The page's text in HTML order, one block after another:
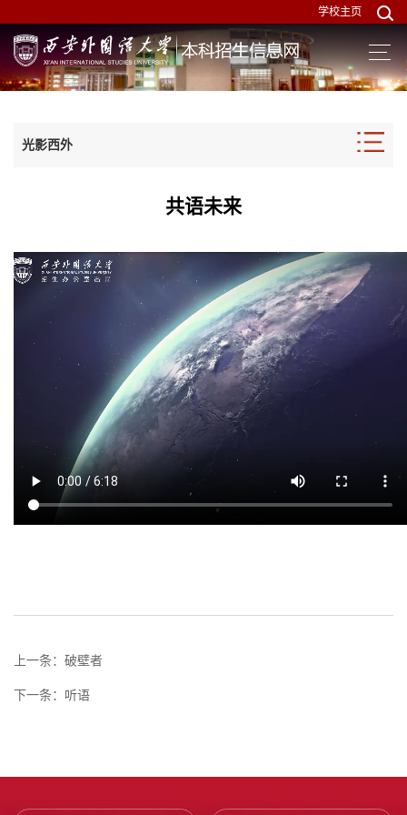
学校主页
光影西外
共语未来
上一条： 破壁者
下一条： 听语